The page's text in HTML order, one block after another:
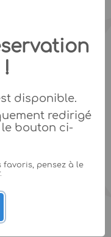
!
disponible.
redirigé
bouton ci-
favoris, pensez à le